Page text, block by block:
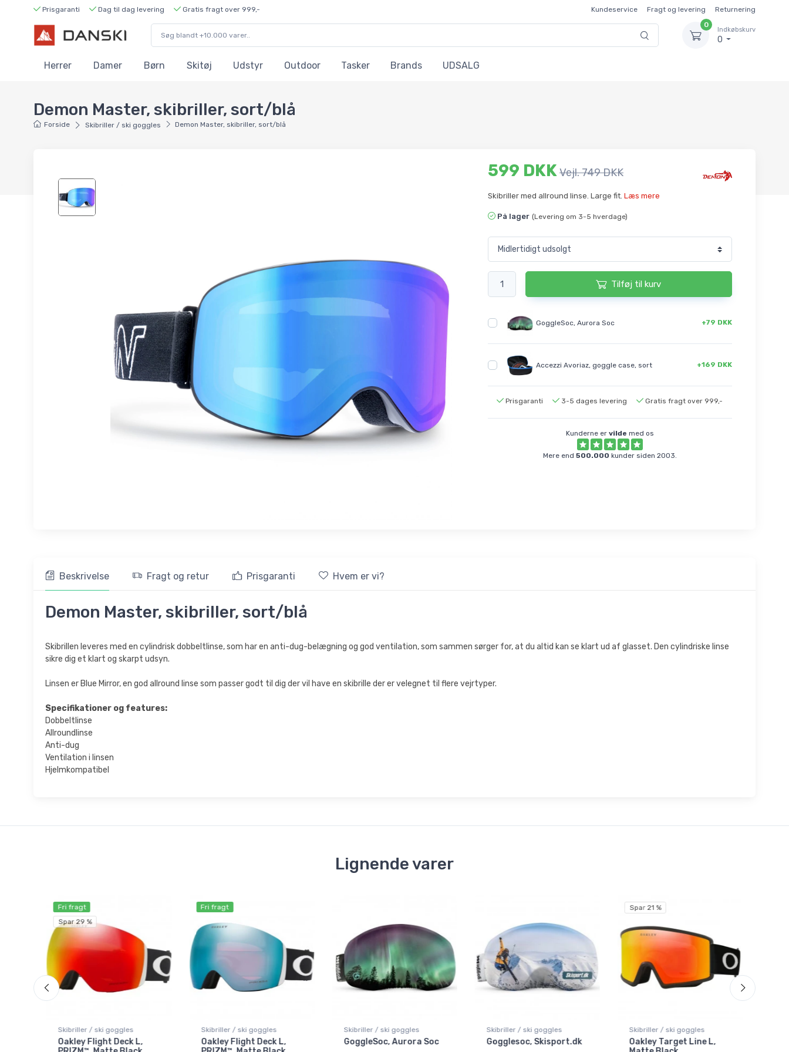
Prisgaranti Dag til dag levering Gratis fragt over 999,- Kundeservice Fragt og levering
Returnering
0
Indkøbskurv
0
Herrer Damer Børn Skitøj Udstyr Outdoor Tasker Brands UDSALG
Demon Master, skibriller, sort/blå
Forside Skibriller / ski goggles Demon Master, skibriller, sort/blå
599 DKKVejl. 749 DKK
Skibriller med allround linse. Large fit. Læs mere
På lager (Levering om 3-5 hverdage)
Tilføj til kurv
GoggleSoc, Aurora Soc +79 DKK
Accezzi Avoriaz, goggle case, sort +169 DKK
Prisgaranti 3-5 dages levering Gratis fragt over 999,-
Kunderne er vilde med os
Mere end 500.000 kunder siden 2003.
Beskrivelse Fragt og retur Prisgaranti Hvem er vi?
Demon Master, skibriller, sort/blå
Skibrillen leveres med en cylindrisk dobbeltlinse, som har en anti-dug-belægning og god ventilation, som sammen sørger for, at du altid kan se klart ud af glasset. Den cylindriske linse
sikre dig et klart og skarpt udsyn.
Linsen er Blue Mirror, en god allround linse som passer godt til dig der vil have en skibrille der er velegnet til flere vejrtyper.
Specifikationer og features:
Dobbeltlinse
Allroundlinse
Anti-dug
Ventilation i linsen
Hjelmkompatibel
Lignende varer
Fri fragt
Spar 29 %
Skibriller / ski goggles
Oakley Flight Deck L,
Fri fragt
Skibriller / ski goggles
Oakley Flight Deck L,
Skibriller / ski goggles
GoggleSoc, Aurora Soc
Skibriller / ski goggles
Gogglesoc, Skisport.dk
Spar 21 %
Skibriller / ski goggles
Oakley Target Line L,